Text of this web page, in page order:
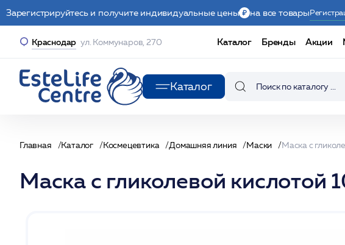
Зарегистрируйтесь и получите индивидуальные цены на все товары
Краснодар ул. Коммунаров, 270 Каталог Бренды Акции
Каталог
Главная Каталог Космецевтика Домашняя линия Маски
Маска с гликолевой